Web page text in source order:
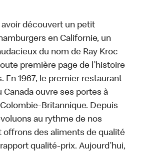
avoir découvert un petit
en Californie, un
du nom de Ray Kroc
première page de l’histoire
En 1967, le premier restaurant
Canada ouvre ses portes à
Britannique. Depuis
au rythme de nos
des aliments de qualité
qualité-prix. Aujourd’hui,